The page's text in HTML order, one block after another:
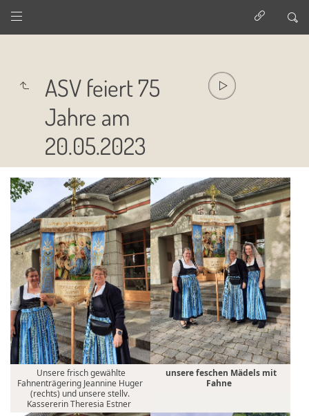
ASV feiert 75
Jahre am
20.05.2023
Unsere frisch gewählte
Fahnenträgering Jeannine Huger
(rechts) und unsere stellv.
Kassererin Theresia Estner
unsere feschen Mädels mit
Fahne